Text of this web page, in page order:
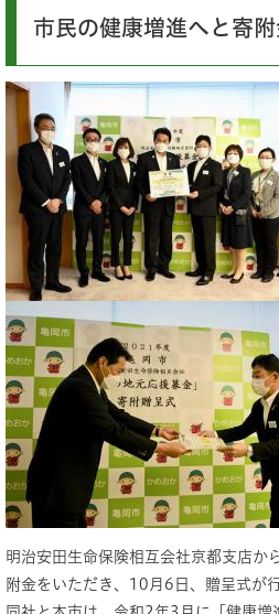
市民の健康増進へと寄
明治安田生命保険相互会社京都支店か
附金をいただき、10月6日、贈呈式が